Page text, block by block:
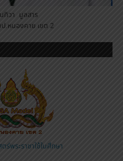
ทิวา มูลสาร
.หนองคาย เขต 2
ร์พระราชาใช้ในศึกษา